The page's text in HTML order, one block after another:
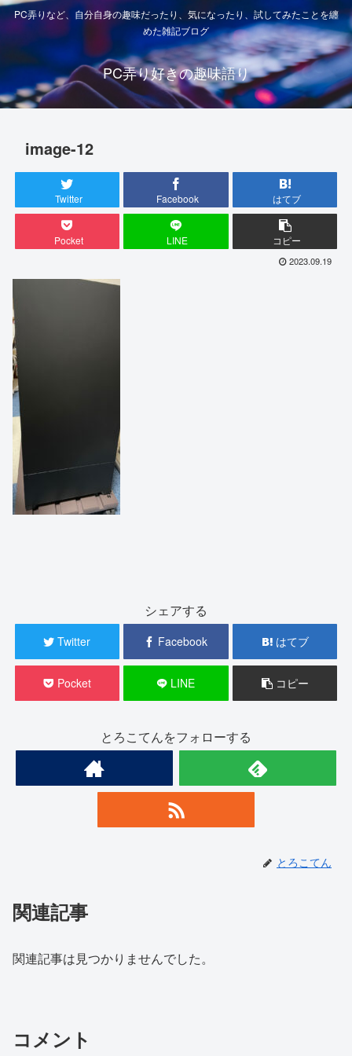
PC弄りなど、自分自身の趣味だったり、気になったり、試してみたことを纏
めた雑記ブログ
PC弄り好きの趣味語り
image-12
Twitter Facebook はてブ
Pocket LINE コピー
2023.09.19
シェアする
Twitter Facebook はてブ
Pocket LINE コピー
とろこてんをフォローする
とろこてん
関連記事
関連記事は見つかりませんでした。
コメント